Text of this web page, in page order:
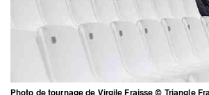
Photo de tournage de Virgile Fraisse © Triangle